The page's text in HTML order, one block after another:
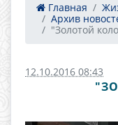
Главная
Архив
"Золотой
12.10.2016 08:43